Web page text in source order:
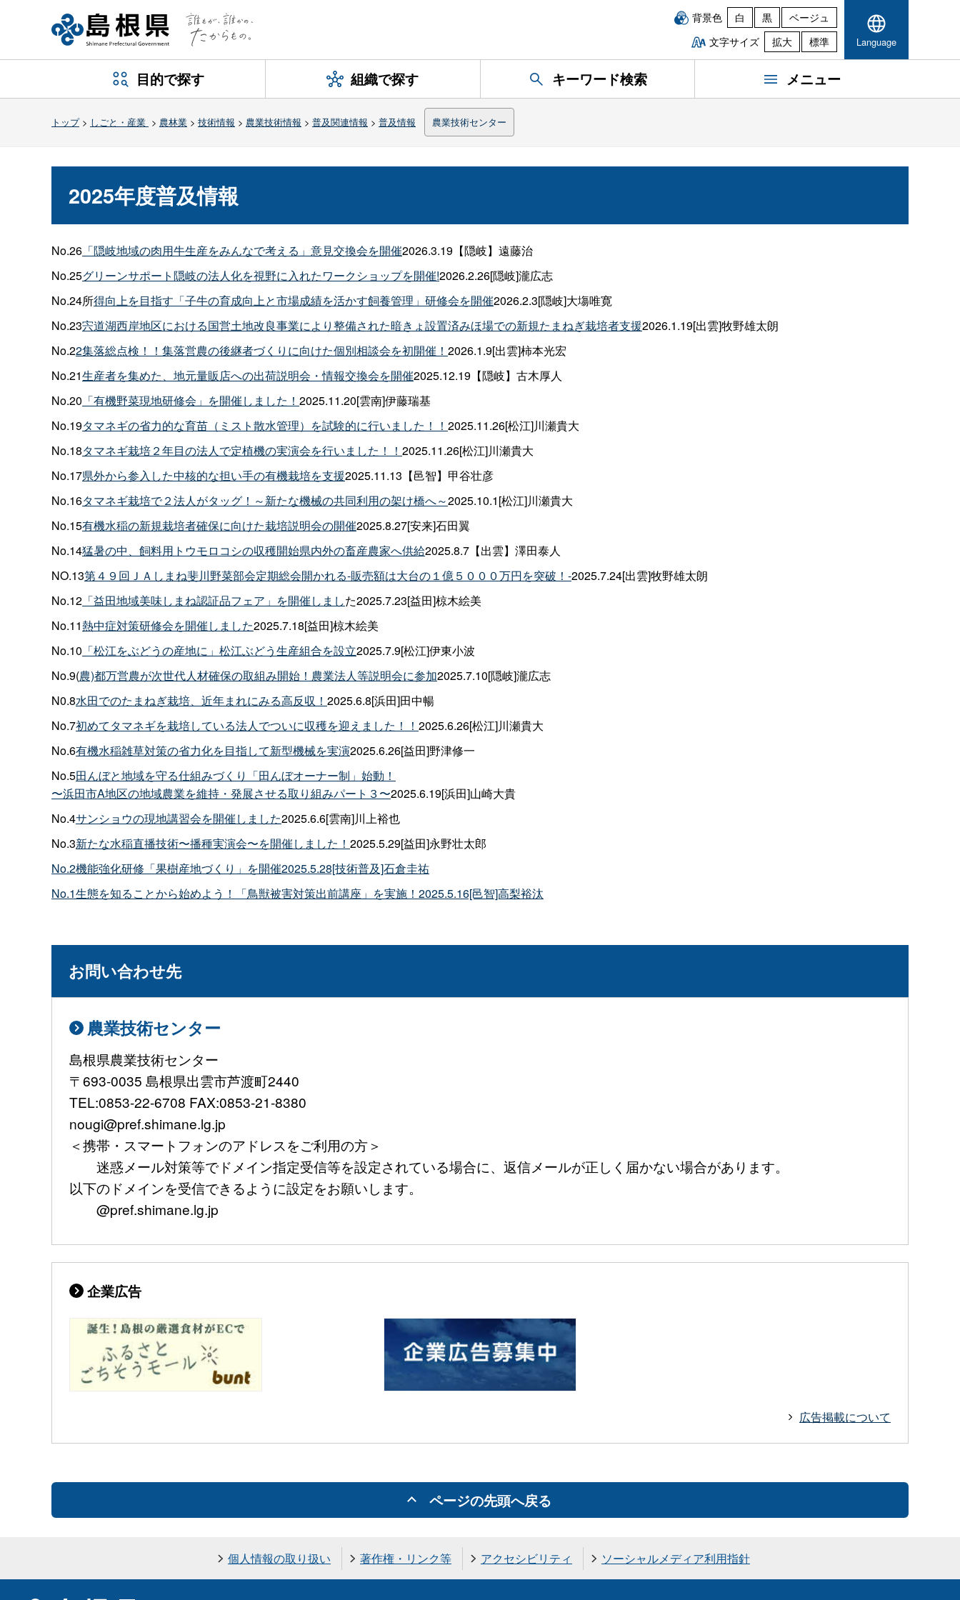
背景色 白 黒
ベージュ
文字サイズ
拡大 標準 Language
目的で探す 組織で探す キーワード検索 メニュー
トップ> しごと・産業 > 農林業 > 技術情報 > 農業技術情報 > 普及関連情報 > 普及情報 農業技術センター
2025年度普及情報
No.26 「隠岐地域の肉用牛生産をみんなで考える」意見交換会を開催2026.3.19【隠岐】遠藤治
No.25グリーンサポート隠岐の法人化を視野に入れたワークショップを開催!2026.2.26[隠岐]瀧広志
No.24所得向上を目指す「子牛の育成向上と市場成績を活かす飼養管理」研修会を開催2026.2.3[隠岐]大塲唯寛
No.23宍道湖西岸地区における国営土地改良事業により整備された暗きょ設置済みほ場での新規たまねぎ栽培者支援2026.1.19[出雲]牧野雄太朗
No.22集落総点検！！集落営農の後継者づくりに向けた個別相談会を初開催！ 2026.1.9[出雲]柿本光宏
No.21生産者を集めた、地元量販店への出荷説明会・情報交換会を開催2025.12.19【隠岐】古木厚人
No.20 「有機野菜現地研修会」を開催しました！ 2025.11.20[雲南]伊藤瑞基
No.19タマネギの省力的な育苗（ミスト散水管理）を試験的に行いました！！ 2025.11.26[松江]川瀬貴大
No.18タマネギ栽培２年目の法人で定植機の実演会を行いました！！ 2025.11.26[松江]川瀬貴大
No.17県外から参入した中核的な担い手の有機栽培を支援2025.11.13【邑智】甲谷壮彦
No.16タマネギ栽培で２法人がタッグ！～新たな機械の共同利用の架け橋へ～2025.10.1[松江]川瀬貴大
No.15有機水稲の新規栽培者確保に向けた栽培説明会の開催2025.8.27[安来]石田翼
No.14猛暑の中、飼料用トウモロコシの収穫開始県内外の畜産農家へ供給2025.8.7【出雲】澤田泰人
NO.13第４９回ＪＡしまね斐川野菜部会定期総会開かれる-販売額は大台の１億５０００万円を突破！-2025.7.24[出雲]牧野雄太朗
No.12 「益田地域美味しまね認証品フェア」を開催しました2025.7.23[益田]椋木絵美
No.11熱中症対策研修会を開催しました2025.7.18[益田]椋木絵美
No.10 「松江をぶどうの産地に」松江ぶどう生産組合を設立2025.7.9[松江]伊東小波
No.9(農)都万営農が次世代人材確保の取組み開始！農業法人等説明会に参加2025.7.10[隠岐]瀧広志
N0.8水田でのたまねぎ栽培、近年まれにみる高反収！ 2025.6.8[浜田]田中暢
No.7初めてタマネギを栽培している法人でついに収穫を迎えました！！ 2025.6.26[松江]川瀬貴大
No.6有機水稲雑草対策の省力化を目指して新型機械を実演2025.6.26[益田]野津修一
No.5田んぼと地域を守る仕組みづくり「田んぼオーナー制」始動！
〜浜田市A地区の地域農業を維持・発展させる取り組みパート３〜2025.6.19[浜田]山崎大貴
No.4サンショウの現地講習会を開催しました2025.6.6[雲南]川上裕也
No.3新たな水稲直播技術〜播種実演会〜を開催しました！ 2025.5.29[益田]永野壮太郎
No.2機能強化研修「果樹産地づくり」を開催2025.5.28[技術普及]石倉圭祐
No.1生態を知ることから始めよう！「鳥獣被害対策出前講座」を実施！2025.5.16[邑智]高梨裕汰
お問い合わせ先
農業技術センター
島根県農業技術センター
〒693-0035 島根県出雲市芦渡町2440
TEL:0853-22-6708 FAX:0853-21-8380
nougi@pref.shimane.lg.jp
＜携帯・スマートフォンのアドレスをご利用の方＞
迷惑メール対策等でドメイン指定受信等を設定されている場合に、返信メールが正しく届かない場合があります。
以下のドメインを受信できるように設定をお願いします。
@pref.shimane.lg.jp
企業広告
広告掲載について
ページの先頭へ戻る
個人情報の取り扱い 著作権・リンク等 アクセシビリティ ソーシャルメディア利用指針